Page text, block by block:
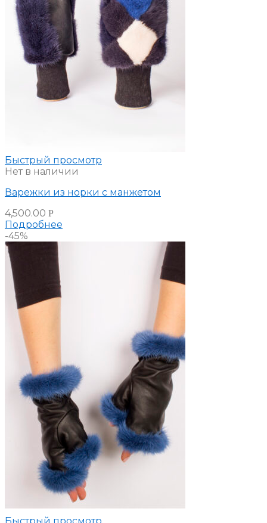
Быстрый просмотр
Нет в наличии
Варежки из норки с манжетом
4,500.00 Р
Подробнее
-45%